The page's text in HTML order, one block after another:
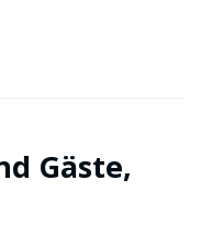
Gäste,